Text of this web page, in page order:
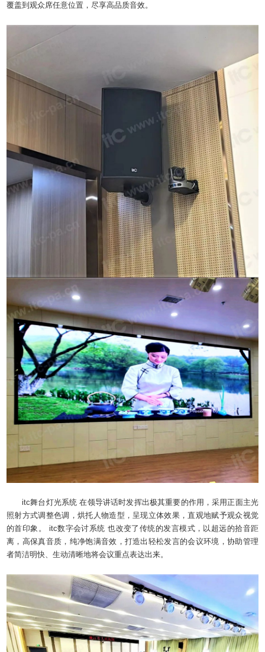
覆盖到观众席任意位置，尽享高品质音效。
itc舞台灯光系统 在领导讲话时发挥出极其重要的作用，采用正面主光
照射方式调整色调，烘托人物造型，呈现立体效果，直观地赋予观众视觉
的首印象。 itc数字会讨系统 也改变了传统的发言模式，以超远的拾音距
离，高保真音质，纯净饱满音效，打造出轻松发言的会议环境，协助管理
者简洁明快、生动清晰地将会议重点表达出来。